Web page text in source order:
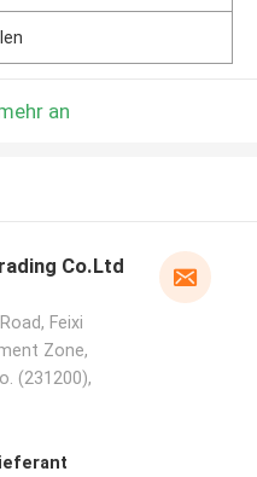
an
Co.Ltd
Feixi
Zone,
(231200),